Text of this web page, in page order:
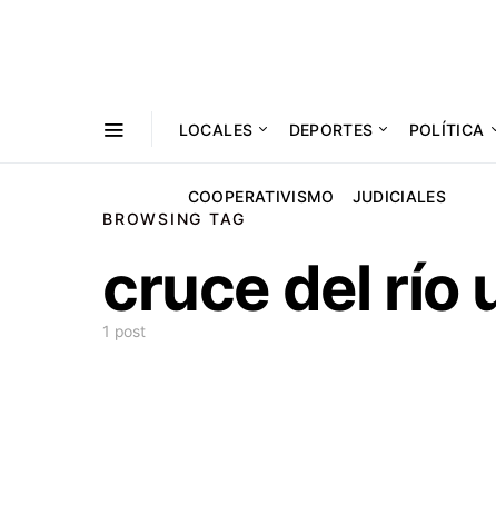
LOCALES DEPORTES POLÍTICA
COOPERATIVISMO
JUDICIALES
BROWSING TAG
cruce del río
1 post